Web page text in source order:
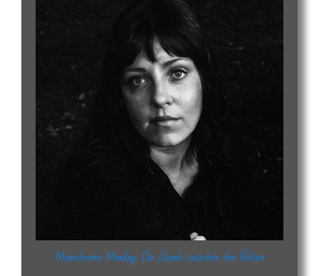
Monochrome Monday: Die Stunde zwischen den Welten